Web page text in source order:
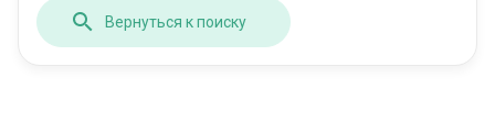
Вернуться к поиску